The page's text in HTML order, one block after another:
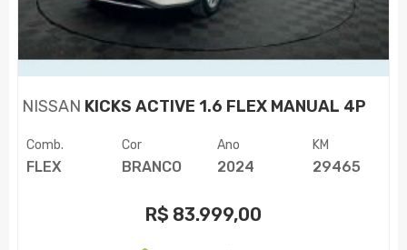
NISSAN KICKS ACTIVE 1.6 FLEX MANUAL 4P
Comb.
FLEX
Cor
BRANCO
Ano
2024
KM
29465
R$ 83.999,00